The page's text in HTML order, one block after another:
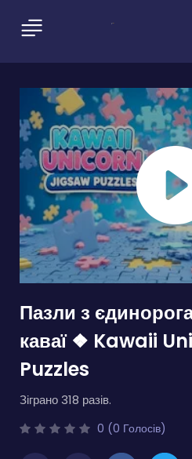
Пазли з
каваї ❖ Kawaii
Puzzles
Зіграно 318 разів.
0 (0 Голосів)